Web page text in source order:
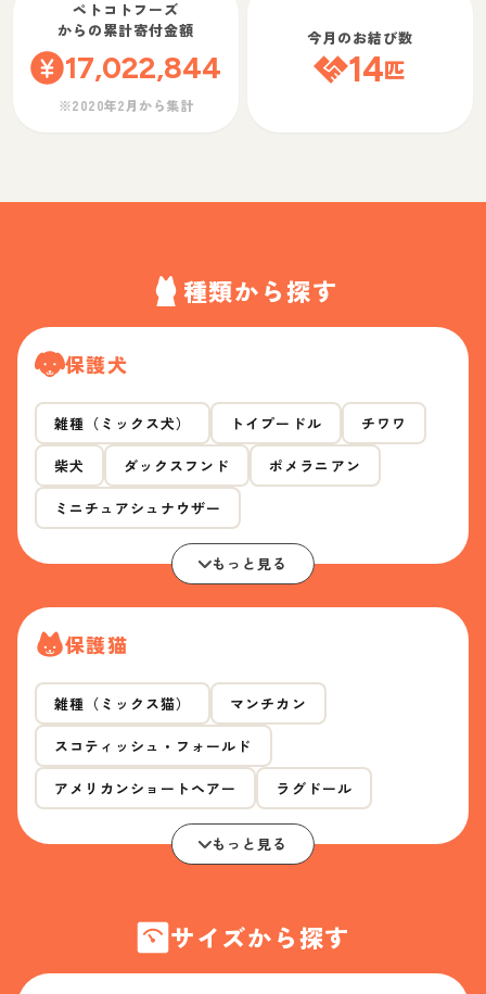
ペトコトフーズ
からの累計寄付金額
17,022,844
※2020年2月から集計
今月のお結び数
14匹
種類から探す
保護犬
雑種（ミックス犬） トイプードル チワワ
柴犬 ダックスフンド ポメラニアン
ミニチュアシュナウザー
もっと見る
保護猫
雑種（ミックス猫） マンチカン
スコティッシュ・フォールド
アメリカンショートヘアー ラグドール
もっと見る
サイズから探す